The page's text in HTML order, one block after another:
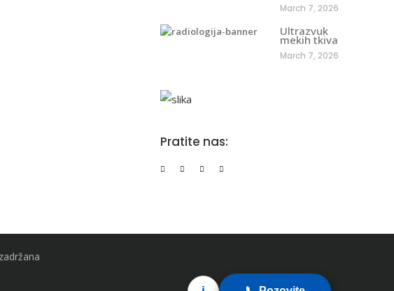
March 7, 2026
Ultrazvuk
mekih tkiva
March 7, 2026
Pratite nas: